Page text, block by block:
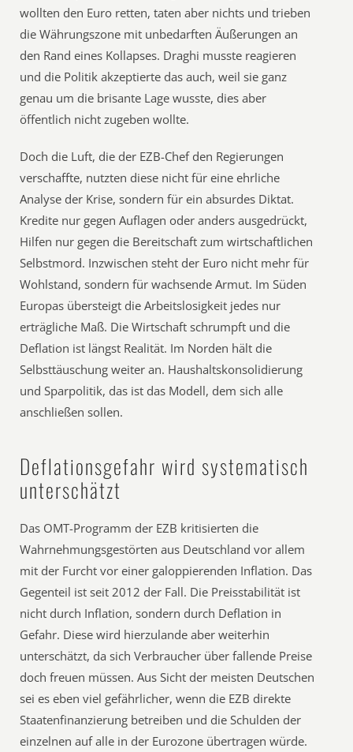
wollten den Euro retten, taten aber nichts und trieben
die Währungszone mit unbedarften Äußerungen an
den Rand eines Kollapses. Draghi musste reagieren
und die Politik akzeptierte das auch, weil sie ganz
genau um die brisante Lage wusste, dies aber
öffentlich nicht zugeben wollte.
Doch die Luft, die der EZB-Chef den Regierungen
verschaffte, nutzten diese nicht für eine ehrliche
Analyse der Krise, sondern für ein absurdes Diktat.
Kredite nur gegen Auflagen oder anders ausgedrückt,
Hilfen nur gegen die Bereitschaft zum wirtschaftlichen
Selbstmord. Inzwischen steht der Euro nicht mehr für
Wohlstand, sondern für wachsende Armut. Im Süden
Europas übersteigt die Arbeitslosigkeit jedes nur
erträgliche Maß. Die Wirtschaft schrumpft und die
Deflation ist längst Realität. Im Norden hält die
Selbsttäuschung weiter an. Haushaltskonsolidierung
und Sparpolitik, das ist das Modell, dem sich alle
anschließen sollen.
Deflationsgefahr wird systematisch
unterschätzt
Das OMT-Programm der EZB kritisierten die
Wahrnehmungsgestörten aus Deutschland vor allem
mit der Furcht vor einer galoppierenden Inflation. Das
Gegenteil ist seit 2012 der Fall. Die Preisstabilität ist
nicht durch Inflation, sondern durch Deflation in
Gefahr. Diese wird hierzulande aber weiterhin
unterschätzt, da sich Verbraucher über fallende Preise
doch freuen müssen. Aus Sicht der meisten Deutschen
sei es eben viel gefährlicher, wenn die EZB direkte
Staatenfinanzierung betreiben und die Schulden der
einzelnen auf alle in der Eurozone übertragen würde.